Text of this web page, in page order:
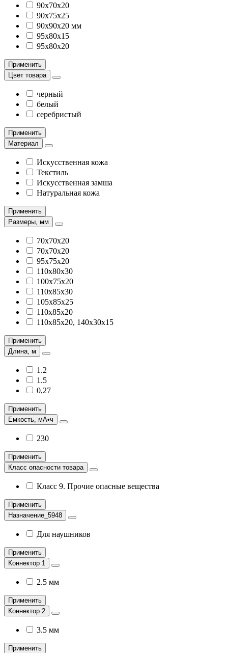
90х70х20
90х75х25
90х90х20 мм
95х80х15
95х80х20
Применить
Цвет товара
черный
белый
серебристый
Применить
Материал
Искусственная кожа
Текстиль
Искусственная замша
Натуральная кожа
Применить
Размеры, мм
70х70х20
70x70x20
95х75х20
110х80х30
100х75х20
110х85х30
105х85х25
110х85х20
110х85х20, 140х30х15
Применить
Длина, м
1.2
1.5
0,27
Применить
Емкость, мА•ч
230
Применить
Класс опасности товара
Класс 9. Прочие опасные вещества
Применить
Назначение_5948
Для наушников
Применить
Коннектор 1
2.5 мм
Применить
Коннектор 2
3.5 мм
Применить